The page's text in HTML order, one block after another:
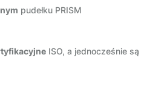
pudełku PRISM
ISO, a jednocześnie są